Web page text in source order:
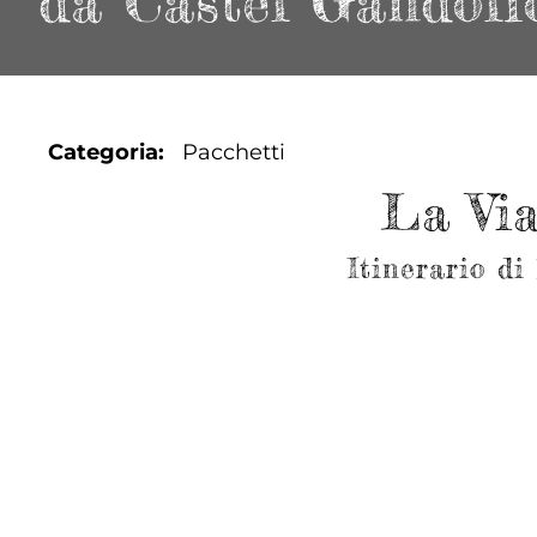
Categoria Pacchetti
La
Itinerario di